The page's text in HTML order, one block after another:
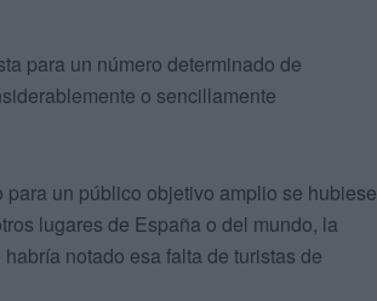
para un número determinado de
o sencillamente
un público objetivo amplio se hubiese
lugares de España o del mundo, la
notado esa falta de turistas de